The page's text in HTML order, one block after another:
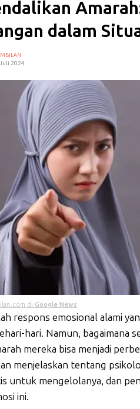
dalam
2024
di Google News
respons emosional alami
hari. Namun, bagaimana
mereka bisa menjadi
menjelaskan tentang
untuk mengelolanya, dan
ini.